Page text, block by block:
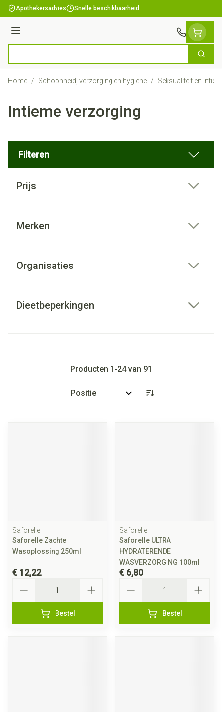
Ga naar de inhoud
Apothekersadvies Snelle beschikbaarheid
Menu
Zoek
Home / Schoonheid, verzorging en hygiëne / Seksualiteit en
Intieme verzorging
Filteren
Prijs
Merken
Organisaties
Dieetbeperkingen
Producten 1 -24van 91
Sorteer op:
Saforelle
Saforelle Zachte
Wasoplossing 250ml
€ 12,22
Bestel
Saforelle
Saforelle ULTRA
HYDRATERENDE
WASVERZORGING 100ml
€ 6,80
Bestel